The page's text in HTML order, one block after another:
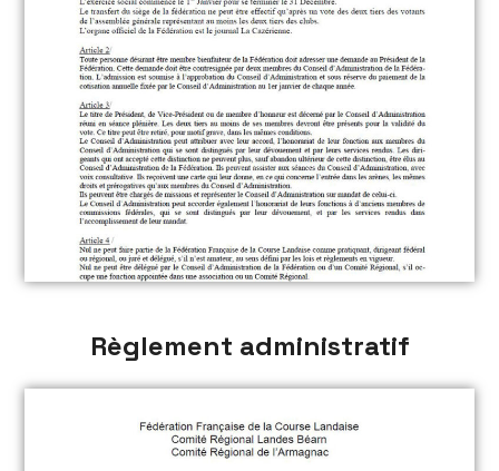
Règlement administratif